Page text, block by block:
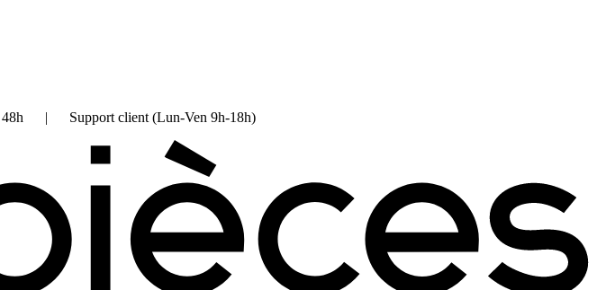
/ 48h | Support client (Lun-Ven 9h-18h)